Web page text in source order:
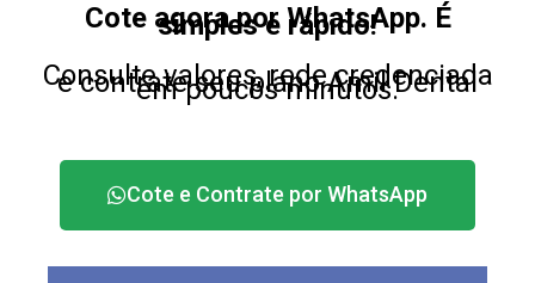
Cote agora por WhatsApp. É
simples e rápido!
Consulte valores, rede credenciada
e contrate seu plano Amil Dental
em poucos minutos.
Cote e Contrate por WhatsApp